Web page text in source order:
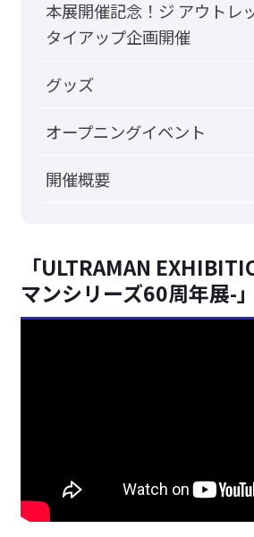
本展開催記念！ジ アウトレ
タイアップ企画開催
グッズ
オープニングイベント
開催概要
「ULTRAMAN
マンシリーズ60周年展-